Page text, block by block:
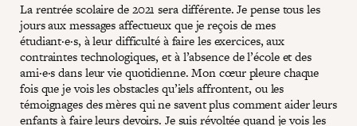
La rentrée scolaire de 2021 sera différente. Je pense tous les
jours aux messages affectueux que je reçois de mes
étudiant·e·s, à leur difficulté à faire les exercices, aux
contraintes technologiques, et à l’absence de l’école et des
ami·e·s dans leur vie quotidienne. Mon cœur pleure chaque
fois que je vois les obstacles qu’iels affrontent, ou les
témoignages des mères qui ne savent plus comment aider leurs
enfants à faire leurs devoirs. Je suis révoltée quand je vois les